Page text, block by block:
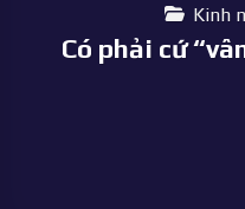
Kinh
Có phải cứ